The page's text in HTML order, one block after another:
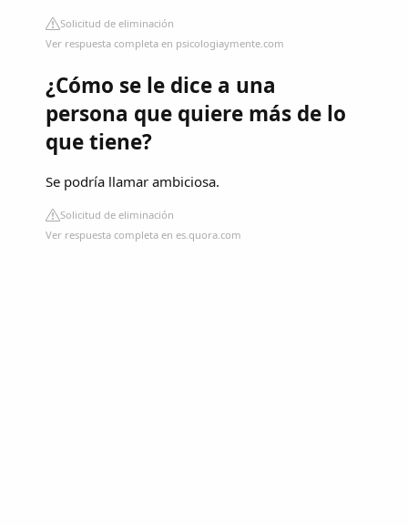
Solicitud de eliminación
Ver respuesta completa en psicologiaymente.com
¿Cómo se le dice a una
persona que quiere más de lo
que tiene?
Se podría llamar ambiciosa.
Solicitud de eliminación
Ver respuesta completa en es.quora.com